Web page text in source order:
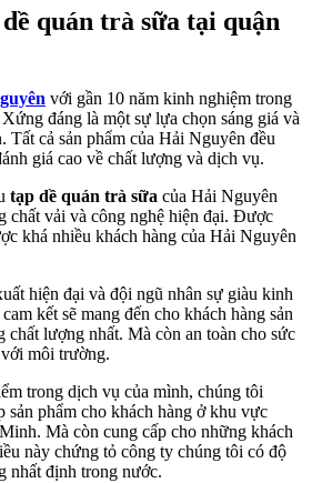
quán trà sữa tại quận
với gần 10 năm kinh nghiệm trong
đáng là một sự lựa chọn sáng giá và
Tất cả sản phẩm của Hải Nguyên đều
giá cao về chất lượng và dịch vụ.
tạp dề quán trà sữa của Hải Nguyên
chất vải và công nghệ hiện đại. Được
khá nhiều khách hàng của Hải Nguyên
hiện đại và đội ngũ nhân sự giàu kinh
kết sẽ mang đến cho khách hàng sản
chất lượng nhất. Mà còn an toàn cho sức
môi trường.
trong dịch vụ của mình, chúng tôi
sản phẩm cho khách hàng ở khu vực
Mà còn cung cấp cho những khách
này chứng tỏ công ty chúng tôi có độ
nhất định trong nước.